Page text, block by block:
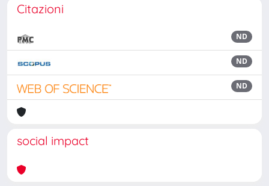
Citazioni
ND
ND
ND
social impact